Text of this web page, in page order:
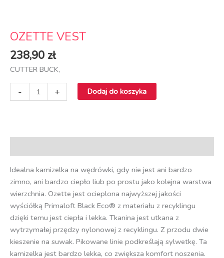
OZETTE VEST
238,90 zł
CUTTER BUCK,
- + Dodaj do koszyka
Idealna kamizelka na wędrówki, gdy nie jest ani bardzo
zimno, ani bardzo ciepło liub po prostu jako kolejna warstwa
wierzchnia. Ozette jest ocieplona najwyższej jakości
wyściółką Primaloft Black Eco® z materiału z recyklingu
dzięki temu jest ciepła i lekka. Tkanina jest utkana z
wytrzymałej przędzy nylonowej z recyklingu. Z przodu dwie
kieszenie na suwak. Pikowane linie podkreślają sylwetkę. Ta
kamizelka jest bardzo lekka, co zwiększa komfort noszenia.